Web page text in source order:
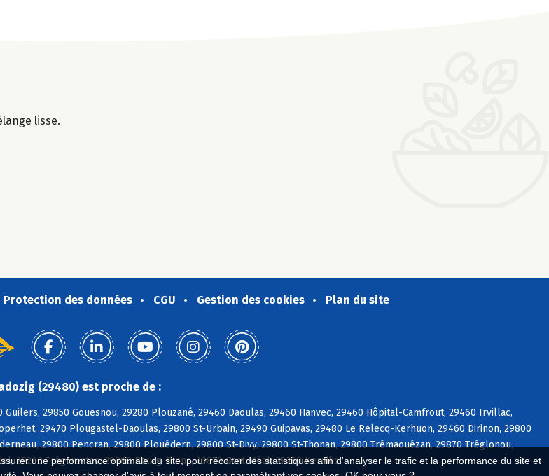
une performance optimale du site, pour récolter des statistiques afin d'analyser le trafic et la performance du site et
lisse.
Protection des données CGU Gestion des cookies Plan du site
(29480) est proche de :
Guilers, 29850 Gouesnou, 29280 Plouzané, 29460 Daoulas, 29460 Hanvec, 29460 Hôpital-Camfrout, 29460 Irvillac,
29470 Plougastel-Daoulas, 29800 St-Urbain, 29490 Guipavas, 29480 Le Relecq-Kerhuon, 29460 Dirinon, 29800
29800 Pencran, 29800 Plouédern, 29800 St-Divy, 29800 St-Thonan, 29800 Trémaouézan, 29870 Tréglonou,
29260 Trégarantec, 29860 Bourg-Blanc, 29870 Coat-Méal, 29260 Kernilis